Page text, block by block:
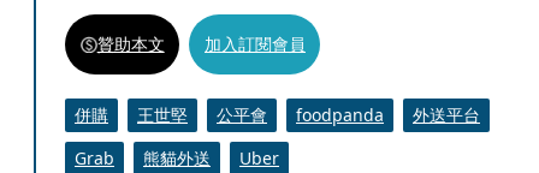
贊助本文 加入訂閱會員
併購 王世堅 公平會 foodpanda
外送平台
Grab
熊貓外送 Uber